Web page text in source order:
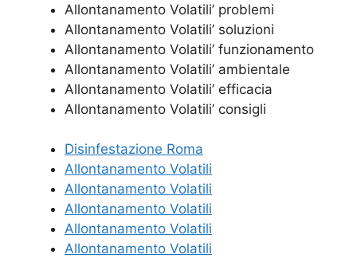
Allontanamento Volatili’ problemi
Allontanamento Volatili’ soluzioni
Allontanamento Volatili’ funzionamento
Allontanamento Volatili’ ambientale
Allontanamento Volatili’ efficacia
Allontanamento Volatili’ consigli
Disinfestazione Roma
Allontanamento Volatili
Allontanamento Volatili
Allontanamento Volatili
Allontanamento Volatili
Allontanamento Volatili